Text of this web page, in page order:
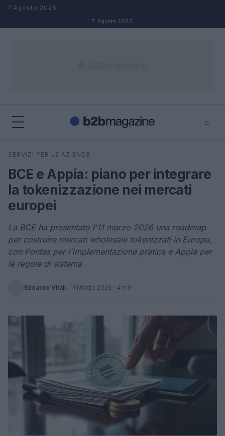
Salta al contenuto
7 Agosto 2026
7 Agosto 2026
⌕
Cerca
SERVIZI PER LE AZIENDE
BCE e Appia: piano per integrare
la tokenizzazione nei mercati
europei
La BCE ha presentato l'11 marzo 2026 una roadmap
per costruire mercati wholesale tokenizzati in Europa,
con Pontes per l'implementazione pratica e Appia per
le regole di sistema
Edoardo Vitali · 11 Marzo 2026 · 4 min